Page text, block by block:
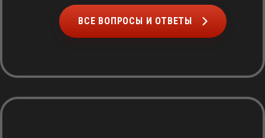
ВСЕ ВОПРОСЫ И ОТВЕТЫ